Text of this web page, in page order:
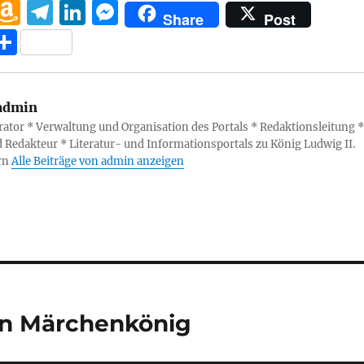
A
m
a
o
n
W
st
T
el
e
r
a
m
Li
k
d
I
n
M
e
ss
n
g
er
Share
Post
T
ei
le
n* Verwaltung und Organisation des Portals * Redaktionsleitung *
Redakteur * Literatur- und Informationsportals zu König Ludwig II.
Alle Beiträge von admin anzeigen
Märchenkönig